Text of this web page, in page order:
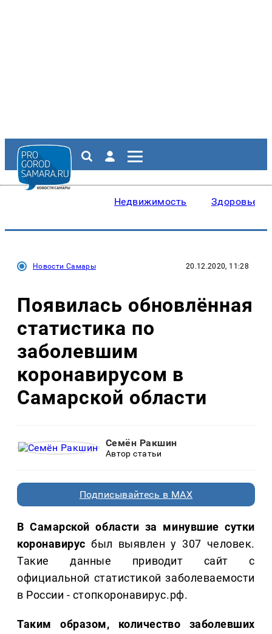
Недвижимость Здоровье
Новости Самары 20.12.2020, 11:28
Появилась обновлённая
статистика по
заболевшим
коронавирусом в
Самарской области
Семён Ракшин
Автор статьи
Подписывайтесь в MAX
В Самарской области за минувшие сутки
коронавирус был выявлен у 307 человек.
Такие данные приводит сайт с
официальной статистикой заболеваемости
в России - стопкоронавирус.рф.
Таким образом, количество заболевших